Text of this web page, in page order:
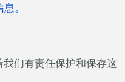
。
们有责任保护和保存这